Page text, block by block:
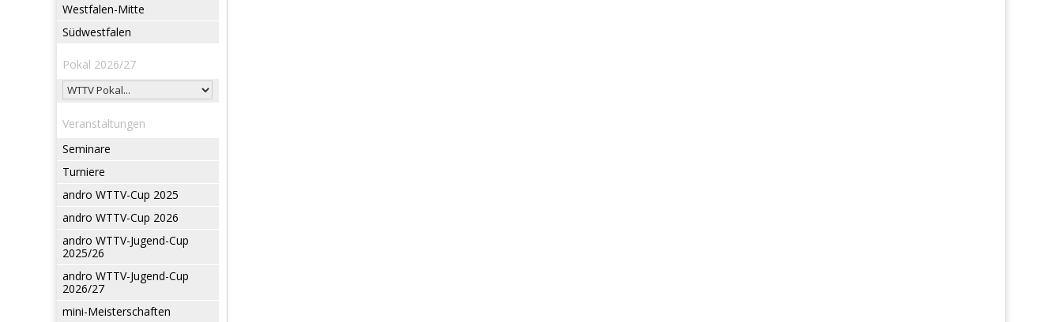
Westfalen-Mitte
Südwestfalen
Pokal 2026/27
Veranstaltungen
Seminare
Turniere
andro WTTV-Cup 2025
andro WTTV-Cup 2026
andro WTTV-Jugend-Cup
2025/26
andro WTTV-Jugend-Cup
2026/27
mini-Meisterschaften